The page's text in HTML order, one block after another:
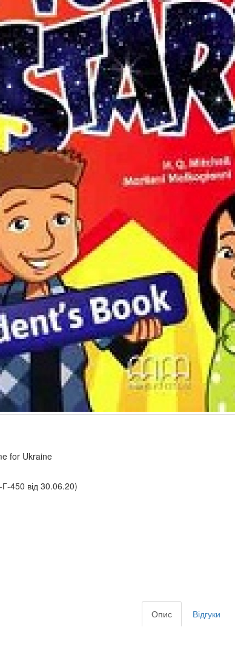
for Ukraine
450 від 30.06.20)
Опис Відгуки